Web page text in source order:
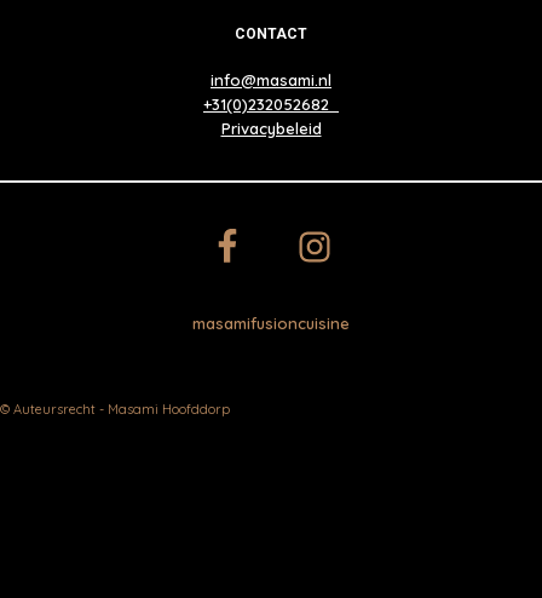
CONTACT
info@masami.nl
+31(0)232052682
Privacybeleid
masamifusioncuisine
© Auteursrecht - Masami Hoofddorp